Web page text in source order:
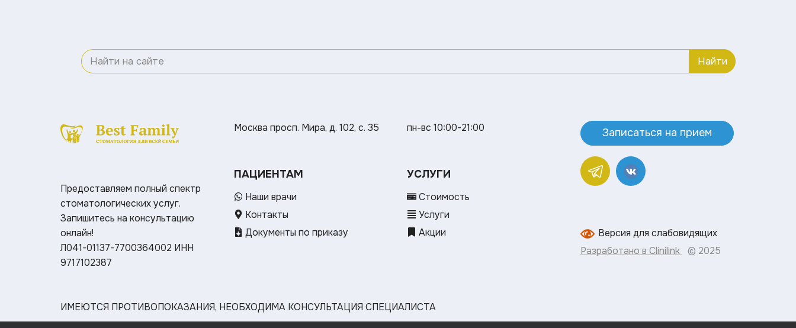
Найти
Предоставляем полный спектр
стоматологических услуг.
Запишитесь на консультацию
онлайн!
Л041-01137-7700364002 ИНН
9717102387
Москва просп. Мира, д. 102, с. 35
ПАЦИЕНТАМ
Наши врачи
Контакты
Документы по приказу
пн-вс 10:00-21:00
УСЛУГИ
Стоимость
Услуги
Акции
Записаться на прием
Версия для слабовидящих
Разработано в Clinilink
© 2025
ИМЕЮТСЯ ПРОТИВОПОКАЗАНИЯ, НЕОБХОДИМА КОНСУЛЬТАЦИЯ СПЕЦИАЛИСТА